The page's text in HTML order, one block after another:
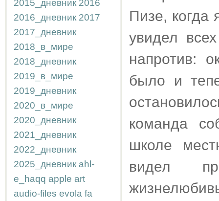
2015_дневник 2016
2016_дневник 2017
2017_дневник
2018_в_мире
2018_дневник
2019_в_мире
2019_дневник
2020_в_мире
2020_дневник
2021_дневник
2022_дневник
2025_дневник ahl-
e_haqq apple art
audio-files evola fa
Пизе, когда
увидел
напротив:
было и
команда
школе
видел